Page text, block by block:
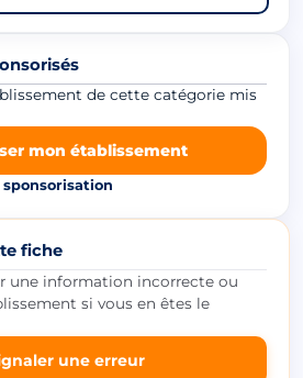
de cette catégorie mis
mon établissement
fiche
une information incorrecte ou
si vous en êtes le
une erreur